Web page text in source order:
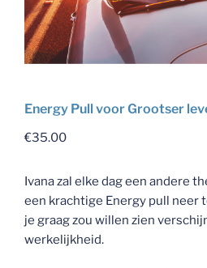
Energy Pull voor Grootser
€35.00
Ivana zal elke dag een andere
een krachtige Energy pull neer
je graag zou willen zien
werkelijkheid.